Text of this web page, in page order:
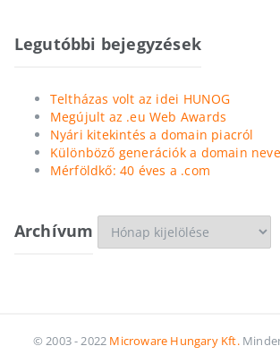
Legutóbbi bejegyzések
Teltházas volt az idei HUNOG
Megújult az .eu Web Awards
Nyári kitekintés a domain piacról
Különböző generációk a domain
Mérföldkő: 40 éves a .com
Archívum
© 2003 - 2022 Microware Hungary Kft.